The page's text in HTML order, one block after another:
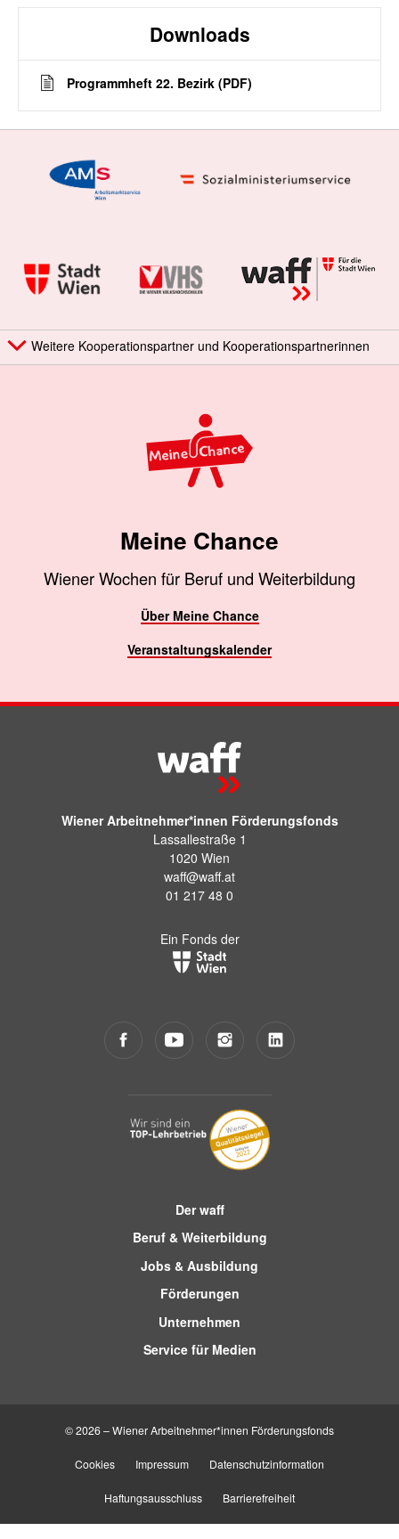
Downloads
Programmheft 22. Bezirk (PDF)
Weitere Kooperationspartner und Kooperationspartnerinnen
Meine Chance
Wiener Wochen für Beruf und Weiterbildung
Über Meine Chance
Veranstaltungskalender
Wiener Arbeitnehmer*innen Förderungsfonds
Lassallestraße 1
1020 Wien
waff@waff.at
01 217 48 0
Ein Fonds der
Der waff
Beruf & Weiterbildung
Jobs & Ausbildung
Förderungen
Unternehmen
Service für Medien
© 2026 – Wiener Arbeitnehmer*innen Förderungsfonds
Cookies Impressum Datenschutzinformation
Haftungsausschluss Barrierefreiheit